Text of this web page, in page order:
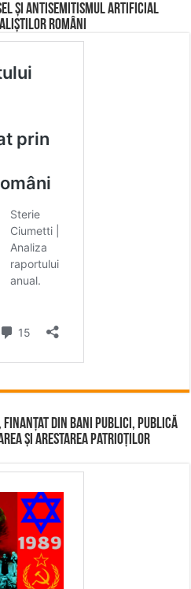
și Antisemitismul Artificial
Români
din bani publici, publică
și arestarea patrioților